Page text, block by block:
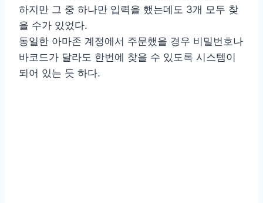
하지만 그 중 하나만 입력을 했는데도 3개 모두 찾
을 수가 있었다.
동일한 아마존 계정에서 주문했을 경우 비밀번호나
바코드가 달라도 한번에 찾을 수 있도록 시스템이
되어 있는 듯 하다.